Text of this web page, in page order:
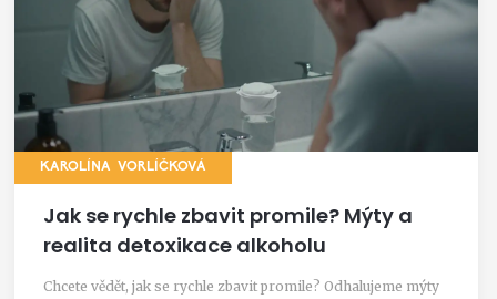
KAROLÍNA VORLÍČKOVÁ
Jak se rychle zbavit promile? Mýty a
realita detoxikace alkoholu
Chcete vědět, jak se rychle zbavit promile? Odhalujeme mýty